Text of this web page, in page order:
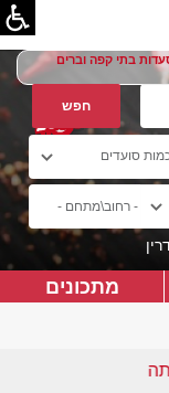
בתי קפה וברים
מתכונים